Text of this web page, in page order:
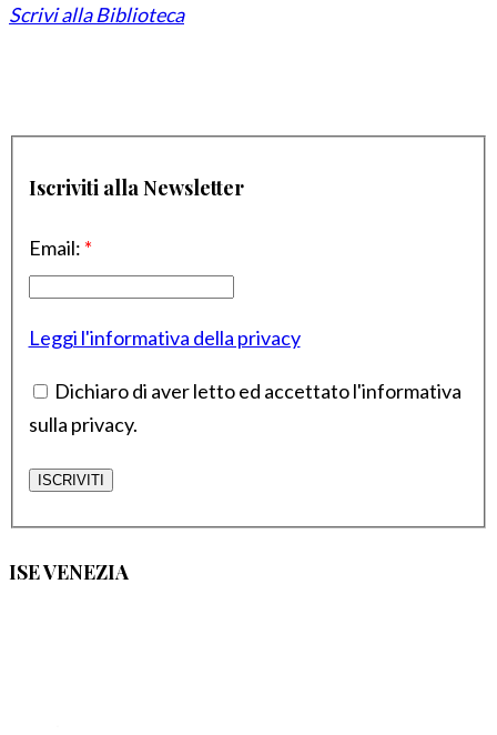
Scrivi alla Biblioteca
Iscriviti alla Newsletter
Email: *
Leggi l'informativa della privacy
Dichiaro di aver letto ed accettato l'informativa
sulla privacy.
ISE VENEZIA